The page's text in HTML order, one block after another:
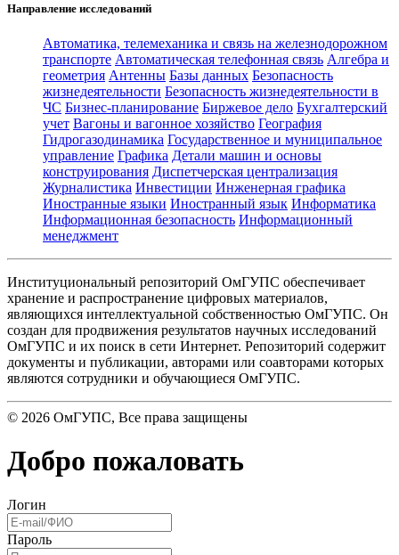
Направление исследований
Автоматика, телемеханика и связь на железнодорожном
транспорте Автоматическая телефонная связь Алгебра и
геометрия Антенны Базы данных Безопасность
жизнедеятельности Безопасность жизнедеятельности в
ЧС Бизнес-планирование Биржевое дело Бухгалтерский
учет Вагоны и вагонное хозяйство География
Гидрогазодинамика Государственное и муниципальное
управление Графика Детали машин и основы
конструирования Диспетчерская централизация
Журналистика Инвестиции Инженерная графика
Иностранные языки Иностранный язык Информатика
Информационная безопасность Информационный
менеджмент
Институциональный репозиторий ОмГУПС обеспечивает
хранение и распространение цифровых материалов,
являющихся интеллектуальной собственностью ОмГУПС. Он
создан для продвижения результатов научных исследований
ОмГУПС и их поиск в сети Интернет. Репозиторий содержит
документы и публикации, авторами или соавторами которых
являются сотрудники и обучающиеся ОмГУПС.
© 2026 ОмГУПС, Все права защищены
Добро пожаловать
Логин
Пароль